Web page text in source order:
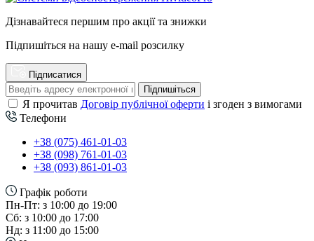
Дізнавайтеся першим про акції та знижки
Підпишіться на нашу e-mail розсилку
Підписатися
Підпишіться
Я прочитав Договір публічної оферти і згоден з вимогами
Телефони
+38 (075) 461-01-03
+38 (098) 761-01-03
+38 (093) 861-01-03
Графік роботи
Пн-Пт: з 10:00 до 19:00
Сб: з 10:00 до 17:00
Нд: з 11:00 до 15:00